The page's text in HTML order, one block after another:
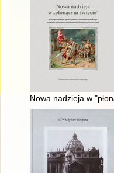
Nowa nadzieja w